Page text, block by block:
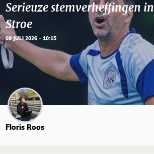
Serieuze stemverheffingen in
Stroe
09 JULI 2026 - 10:15
Floris Roos